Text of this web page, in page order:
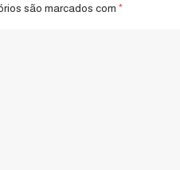
são marcados com *